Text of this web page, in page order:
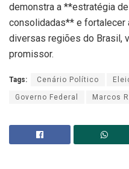
demonstra a **estratégia
consolidadas** e fortalecer
diversas regiões do Brasil,
promissor.
Tags: Cenário Político
Governo Federal Marcos